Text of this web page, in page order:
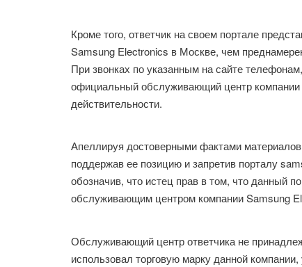
Кроме того, ответчик на своем портале
Samsung Electronics в Москве, чем
При звонках по указанным на сайте
официальный обслуживающий центр компании
действительности.
Апеллируя достоверными фактами
поддержав ее позицию и запретив порталу
обозначив, что истец прав в том, что данный
обслуживающим центром компании Samsung
Обслуживающий центр ответчика не
использовал торговую марку данной